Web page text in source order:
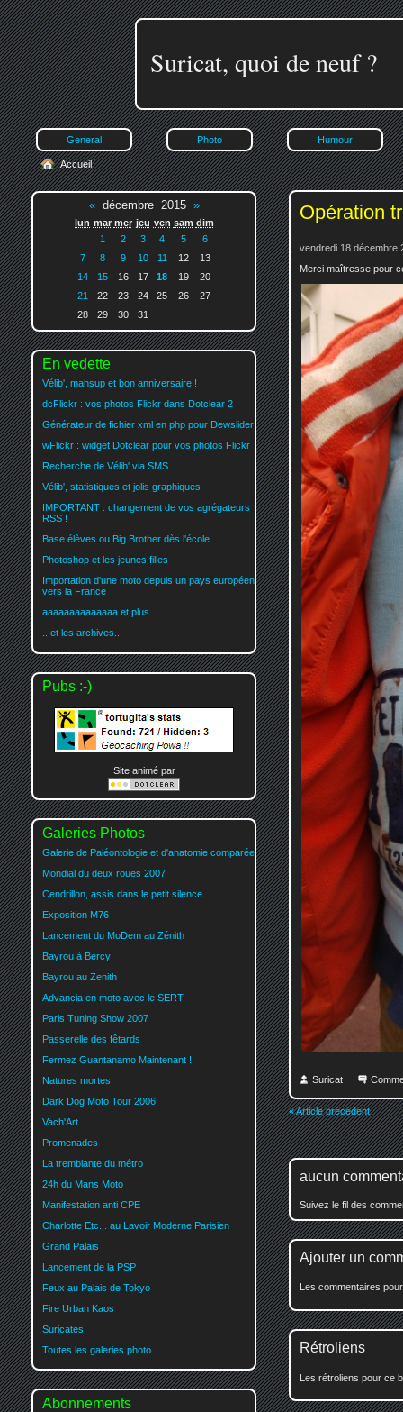
Suricat, quoi de neuf ?
General Photo Humour
Opération
vendredi 18 décembre
Merci maîtresse pour
Suricat
« Article précédent
aucun
Suivez le fil des
Ajouter un
Les commentaires
Rétroliens
Les rétroliens pour ce
Accueil
«décembre 2015 »
lun mar mer jeu ven sam dim
1
2 3 4 5
6
7
8 9 10 11 12
13
14
15 16 17 18 19
20
21
22 23 24 25 26
27
28
29 30 31
En vedette
Vélib', mahsup et bon anniversaire !
dcFlickr : vos photos Flickr dans Dotclear 2
Générateur de fichier xml en php pour Dewslider
wFlickr : widget Dotclear pour vos photos Flickr
Recherche de Vélib' via SMS
Vélib', statistiques et jolis graphiques
IMPORTANT : changement de vos agrégateurs
RSS !
Base élèves ou Big Brother dès l'école
Photoshop et les jeunes filles
Importation d'une moto depuis un pays européen
vers la France
aaaaaaaaaaaaaa et plus
...et les archives...
Pubs :-)
Site animé par
Galeries Photos
Galerie de Paléontologie et d'anatomie comparée
Mondial du deux roues 2007
Cendrillon, assis dans le petit silence
Exposition M76
Lancement du MoDem au Zénith
Bayrou à Bercy
Bayrou au Zenith
Advancia en moto avec le SERT
Paris Tuning Show 2007
Passerelle des fêtards
Fermez Guantanamo Maintenant !
Natures mortes
Dark Dog Moto Tour 2006
Vach'Art
Promenades
La tremblante du métro
24h du Mans Moto
Manifestation anti CPE
Charlotte Etc... au Lavoir Moderne Parisien
Grand Palais
Lancement de la PSP
Feux au Palais de Tokyo
Fire Urban Kaos
Suricates
Toutes les galeries photo
Abonnements